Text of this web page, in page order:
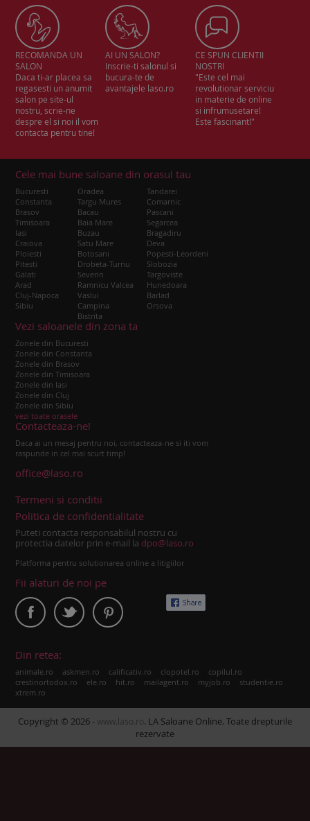
RECOMANDA UN
SALON
Daca ti-ar placea sa
regasesti un anumit
salon pe site-ul
nostru, scrie-ne
despre el si noi il vom
contacta pentru tine!
AI UN SALON?
Inscrie-ti salonul si
bucura-te de
avantajele laso.ro
CE SPUN CLIENTII
NOSTRI
"Este cel mai
revolutionar serviciu
in materie de online
si infrumusetare!
Este fascinant!"
Cele mai bune saloane din orasul tau
Bucuresti
Constanta
Brasov
Timisoara
Iasi
Craiova
Ploiesti
Pitesti
Galati
Arad
Cluj-Napoca
Sibiu
Oradea
Targu Mures
Bacau
Baia Mare
Buzau
Satu Mare
Botosani
Drobeta-Turnu
Severin
Ramnicu Valcea
Vaslui
Campina
Bistrita
Tandarei
Comarnic
Pascani
Segarcea
Bragadiru
Deva
Popesti-Leordeni
Slobozia
Targoviste
Hunedoara
Barlad
Orsova
Vezi saloanele din zona ta
Zonele din Bucuresti
Zonele din Constanta
Zonele din Brasov
Zonele din Timisoara
Zonele din Iasi
Zonele din Cluj
Zonele din Sibiu
vezi toate orasele
Contacteaza-ne!
Daca ai un mesaj pentru noi, contacteaza-ne si iti vom
raspunde in cel mai scurt timp!
office@laso.ro
Termeni si conditii
Politica de confidentialitate
Puteti contacta responsabilul nostru cu
protectia datelor prin e-mail la dpo@laso.ro
Platforma pentru solutionarea online a litigiilor
Fii alaturi de noi pe
Din retea:
animale.ro askmen.ro calificativ.ro clopotel.ro copilul.ro
crestinortodox.ro ele.ro hit.ro mailagent.ro myjob.ro studentie.ro
xtrem.ro
Copyright © 2026 - www.laso.ro. LA Saloane Online. Toate drepturile
rezervate